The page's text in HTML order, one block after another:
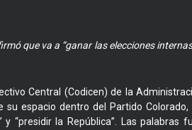
que va a “ganar las elecciones
Central (Codicen) de la
su espacio dentro del Partido Colorado,
y “presidir la República”. Las palabras